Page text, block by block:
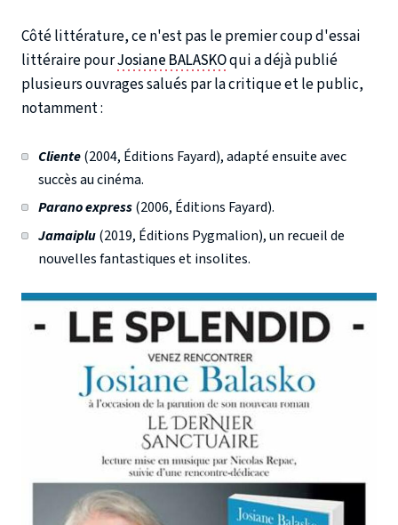
Côté littérature, ce n'est pas le premier coup d'essai
littéraire pourJosiane BALASKOqui a déjà publié
plusieurs ouvrages salués par la critique et le public,
notamment :
Cliente(2004, Éditions Fayard), adapté ensuite avec
succès au cinéma.
Parano express(2006, Éditions Fayard).
Jamaiplu(2019, Éditions Pygmalion), un recueil de
nouvelles fantastiques et insolites.